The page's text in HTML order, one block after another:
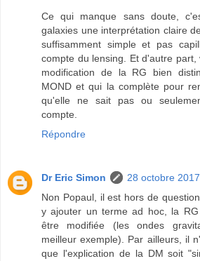
Ce qui manque sans doute,
galaxies une interprétation claire
suffisamment simple et pas
compte du lensing. Et d'autre part,
modification de la RG bien
MOND et qui la complète pour
qu'elle ne sait pas ou
compte.
Répondre
Dr Eric Simon
28 octobre
Non Popaul, il est hors de
y ajouter un terme ad hoc, la
être modifiée (les ondes
meilleur exemple). Par ailleurs, il
que l'explication de la DM soit